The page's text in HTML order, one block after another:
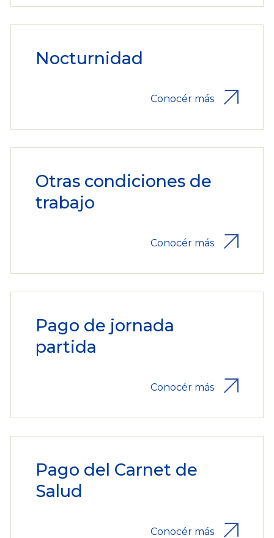
Nocturnidad
Conocér más
Otras condiciones de
trabajo
Conocér más
Pago de jornada
partida
Conocér más
Pago del Carnet de
Salud
Conocér más